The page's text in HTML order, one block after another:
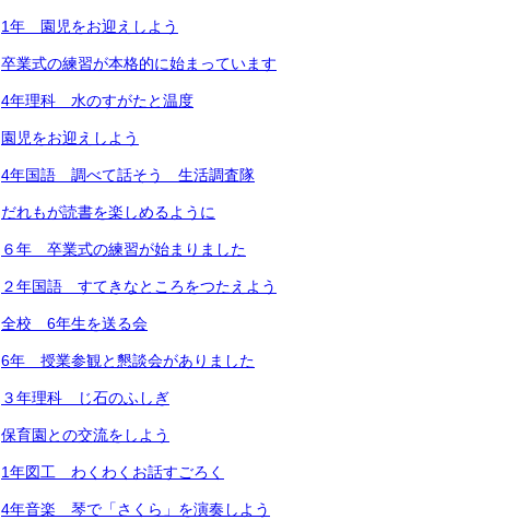
1年 園児をお迎えしよう
卒業式の練習が本格的に始まっています
4年理科 水のすがたと温度
園児をお迎えしよう
4年国語 調べて話そう 生活調査隊
だれもが読書を楽しめるように
６年 卒業式の練習が始まりました
２年国語 すてきなところをつたえよう
全校 6年生を送る会
6年 授業参観と懇談会がありました
３年理科 じ石のふしぎ
保育園との交流をしよう
1年図工 わくわくお話すごろく
4年音楽 琴で「さくら」を演奏しよう